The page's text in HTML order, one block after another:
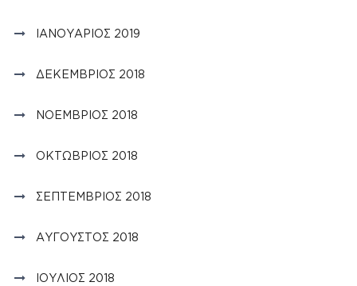
ΙΑΝΟΥΆΡΙΟΣ 2019
ΔΕΚΈΜΒΡΙΟΣ 2018
ΝΟΈΜΒΡΙΟΣ 2018
ΟΚΤΏΒΡΙΟΣ 2018
ΣΕΠΤΈΜΒΡΙΟΣ 2018
ΑΎΓΟΥΣΤΟΣ 2018
ΙΟΎΛΙΟΣ 2018